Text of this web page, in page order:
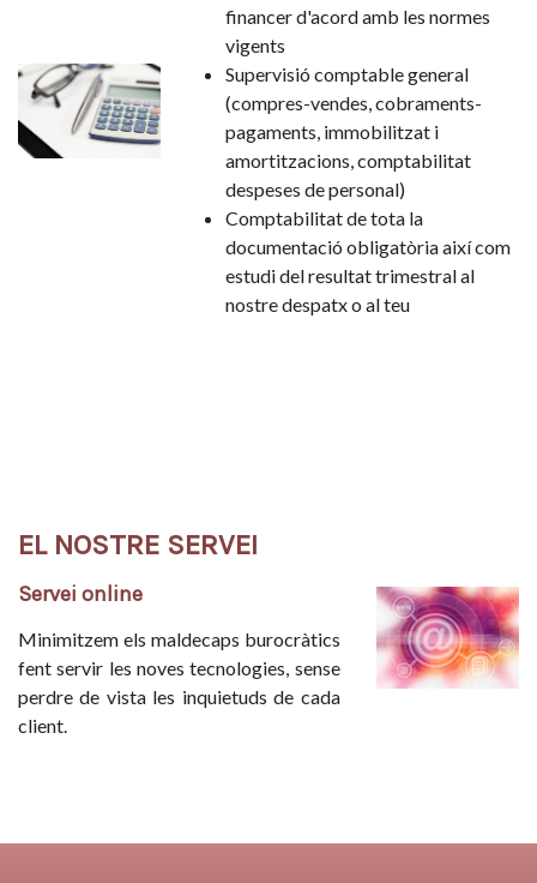
financer d'acord amb les normes
vigents
Supervisió comptable general
(compres-vendes, cobraments-
pagaments, immobilitzat i
amortitzacions, comptabilitat
despeses de personal)
Comptabilitat de tota la
documentació obligatòria així com
estudi del resultat trimestral al
nostre despatx o al teu
EL NOSTRE SERVEI
Servei online
Minimitzem els maldecaps burocràtics
fent servir les noves tecnologies, sense
perdre de vista les inquietuds de cada
client.